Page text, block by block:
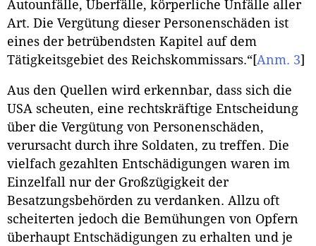
Autounfälle, Überfälle, körperliche Unfälle aller
Art. Die Vergütung dieser Personenschäden ist
eines der betrübendsten Kapitel auf dem
Tätigkeitsgebiet des Reichskommissars.“[Anm. 3]
Aus den Quellen wird erkennbar, dass sich die
USA scheuten, eine rechtskräftige Entscheidung
über die Vergütung von Personenschäden,
verursacht durch ihre Soldaten, zu treffen. Die
vielfach gezahlten Entschädigungen waren im
Einzelfall nur der Großzügigkeit der
Besatzungsbehörden zu verdanken. Allzu oft
scheiterten jedoch die Bemühungen von Opfern
überhaupt Entschädigungen zu erhalten und je